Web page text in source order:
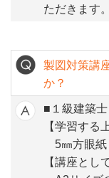
ただきます。
製図対策講
か？
■１級建築士
【学習する
5㎜方眼紙
【講座とし